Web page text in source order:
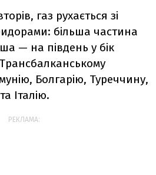
газ рухається зі
більша частина
— на південь у бік
Болгарію, Туреччину,
Італію.
РЕКЛАМА: